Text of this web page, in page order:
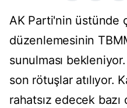
AK Parti'nin üstünde
düzenlemesinin
sunulması
son rötuşlar atılıyor.
rahatsız edecek bazı